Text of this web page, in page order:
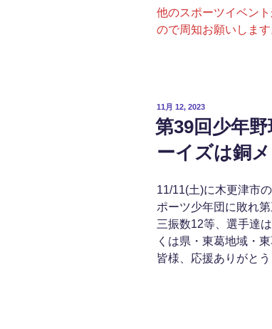
他のスポーツイベン
ので周知お願いします
投
稿
日:
11月 12, 2023
第39回少年
ーイズは銅
11/11(土)に木更津市
ポーツ少年団に敗れ
三振数12等、選手達
くは県・東葛地域・
皆様、応援ありがとう